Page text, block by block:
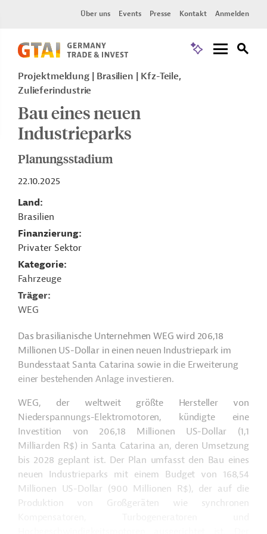
Über uns Events Presse Kontakt Anmelden
Projektmeldung Brasilien
Kfz-Teile,
Zulieferindustrie
Bau eines neuen
Industrieparks
Planungsstadium
22.10.2025
Land
Brasilien
Finanzierung
Privater Sektor
Kategorie
Fahrzeuge
Träger
WEG
Das brasilianische Unternehmen WEG wird 206,18
Millionen US-Dollar in einen neuen Industriepark im
Bundesstaat Santa Catarina sowie in die Erweiterung
einer bestehenden Anlage investieren.
WEG, der weltweit größte Hersteller von
Niederspannungs-Elektromotoren, kündigte eine
Investition von 206,18 Millionen US-Dollar (1,1
Milliarden R$) in Santa Catarina an, deren Umsetzung
bis 2028 geplant ist. Der Plan umfasst den Bau eines
neuen Industrieparks mit einem Budget von 168,54
Millionen US-Dollar (900 Millionen R$), der auf die
Produktion von Großgeräten wie synchronen